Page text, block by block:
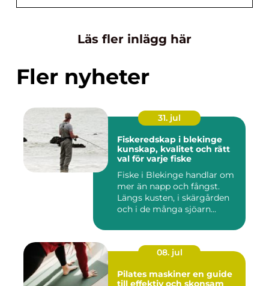
Läs fler inlägg här
Fler nyheter
31. jul
Fiskeredskap i blekinge
kunskap, kvalitet och rätt
val för varje fiske
Fiske i Blekinge handlar om
mer än napp och fångst.
Längs kusten, i skärgården
och i de många sjöarn...
08. jul
Pilates maskiner en guide
till effektiv och skonsam